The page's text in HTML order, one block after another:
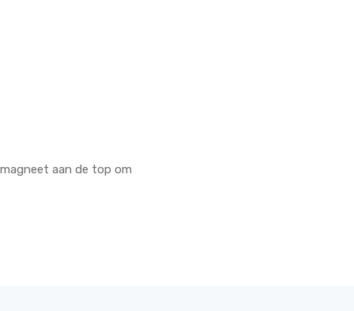
aan de top om